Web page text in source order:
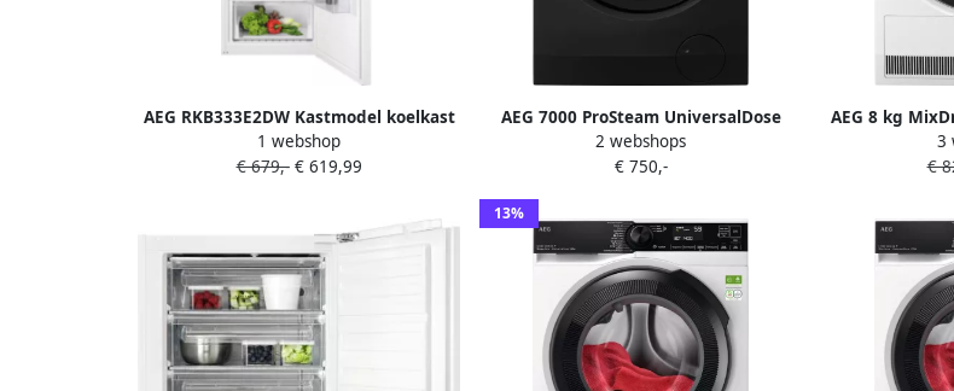
AEG RKB333E2DW Kastmodel koelkast
Vrijstaand 309 l E Wit
1 webshop
€ 679,-€ 619,99
AEG 7000 ProSteam UniversalDose
Wasmachine 10 kg Dark Silver
LR7606UDS4
2 webshops
€ 750,-
AEG 8 kg
64 db 750 W 3
€
13%